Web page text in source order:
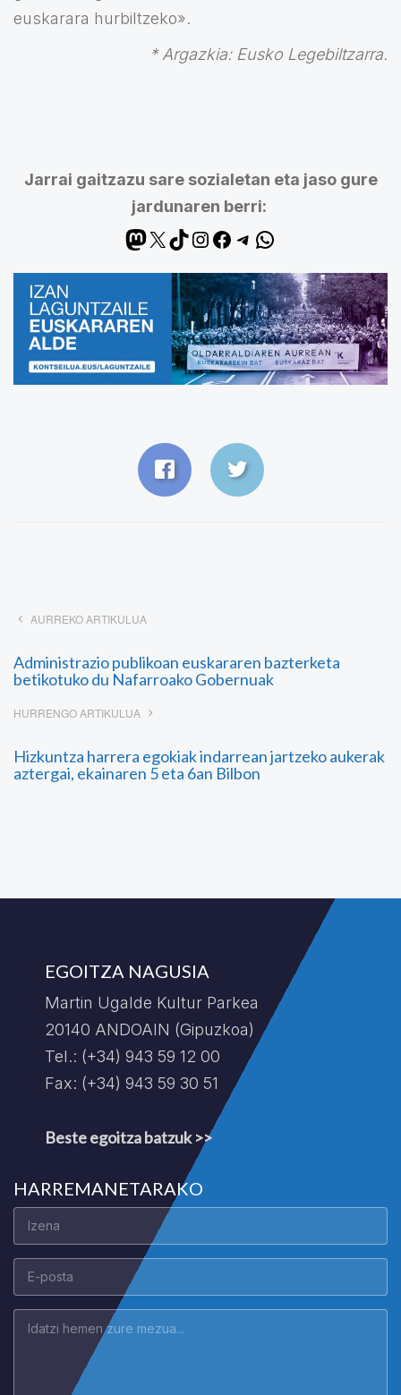
euskarara hurbiltzeko».
* Argazkia: Eusko Legebiltzarra.
Jarrai gaitzazu sare sozialetan eta jaso gure
jardunaren berri:
AURREKO ARTIKULUA
Administrazio publikoan euskararen bazterketa
betikotuko du Nafarroako Gobernuak
HURRENGO ARTIKULUA
Hizkuntza harrera egokiak indarrean jartzeko aukerak
aztergai, ekainaren 5 eta 6an Bilbon
EGOITZA NAGUSIA
Martin Ugalde Kultur Parkea
20140 ANDOAIN (Gipuzkoa)
Tel.: (+34) 943 59 12 00
Fax: (+34) 943 59 30 51
Beste egoitza batzuk >>
HARREMANETARAKO